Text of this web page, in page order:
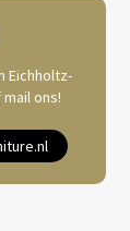
Eichholtz-
ons!